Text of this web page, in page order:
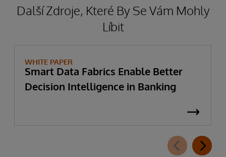
Další Zdroje, Které By Se Vám Mohly
Líbit
WHITE PAPER
Smart Data Fabrics Enable Better
Decision Intelligence in Banking